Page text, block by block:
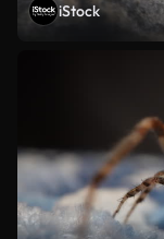
iStock